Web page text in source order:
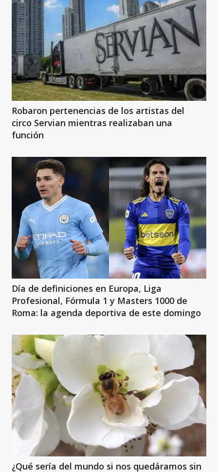
Robaron pertenencias de los artistas del
circo Servian mientras realizaban una
función
Día de definiciones en Europa, Liga
Profesional, Fórmula 1 y Masters 1000 de
Roma: la agenda deportiva de este domingo
¿Qué sería del mundo si nos quedáramos sin